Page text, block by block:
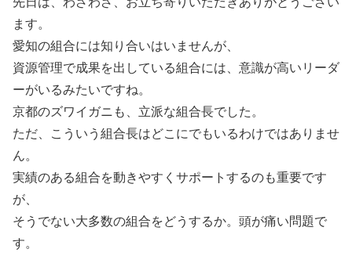
ます。
愛知の組合には知り合いはいませんが、
資源管理で成果を出している組合には、意識が高いリーダ
ーがいるみたいですね。
京都のズワイガニも、立派な組合長でした。
ただ、こういう組合長はどこにでもいるわけではありませ
ん。
実績のある組合を動きやすくサポートするのも重要です
が、
そうでない大多数の組合をどうするか。頭が痛い問題で
す。